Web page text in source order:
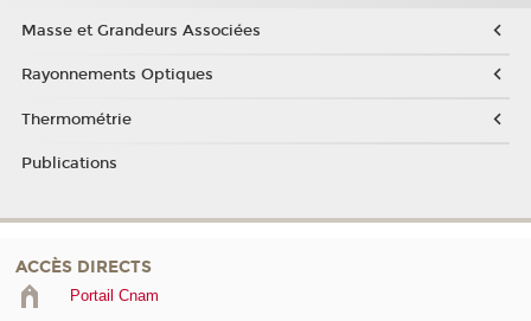
Masse et Grandeurs Associées
Rayonnements Optiques
Thermométrie
Publications
ACCÈS DIRECTS
Portail Cnam